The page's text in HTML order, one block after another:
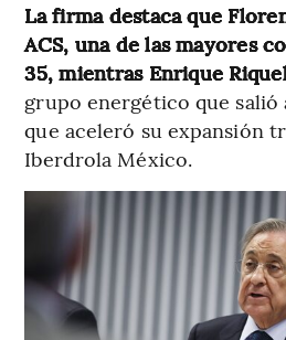
La firma destaca que
ACS, una de las mayores
35, mientras Enrique
grupo energético que salió
que aceleró su expansión
Iberdrola México.